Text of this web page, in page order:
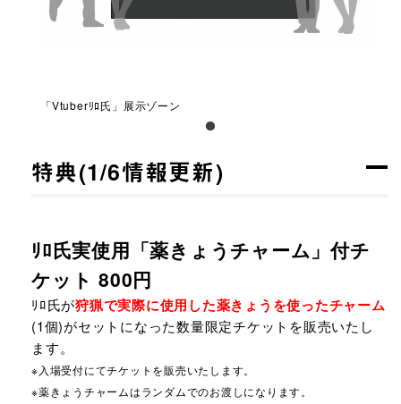
「Vtuberﾘﾛ氏」展示ゾーン
特典(1/6情報更新)
ﾘﾛ氏実使用「薬きょうチャーム」付チ
ケット 800円
ﾘﾛ氏が狩猟で実際に使用した薬きょうを使ったチャーム
(1個)がセットになった数量限定チケットを販売いたし
ます。
※入場受付にてチケットを販売いたします。
※薬きょうチャームはランダムでのお渡しになります。